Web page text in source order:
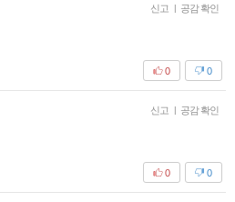
신고 | 공감 확인
0
0
신고 | 공감 확인
0
0